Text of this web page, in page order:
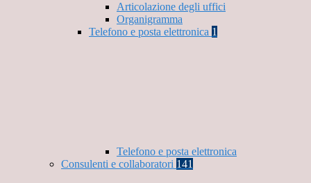
Articolazione degli uffici
Organigramma
Telefono e posta elettronica 1
Telefono e posta elettronica
Consulenti e collaboratori 141